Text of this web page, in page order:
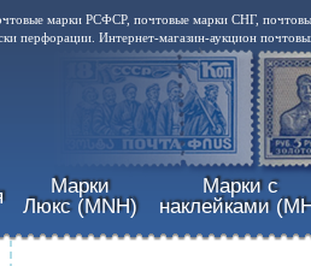
марки РСФСР, почтовые марки СНГ,
перфорации. Интернет-магазин-аукцион
Марки
Люкс (MNH)
Марки с
наклейками